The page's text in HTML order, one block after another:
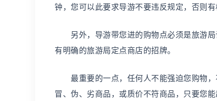
钟，您可以此要求导游不要违反规定，否则有
另外，导游带您进的购物点必须是旅游局
有明确的旅游局定点商店的招牌。
最重要的一点，任何人不能强迫您购物，
冒、伪、劣商品，或质价不符商品，只要您